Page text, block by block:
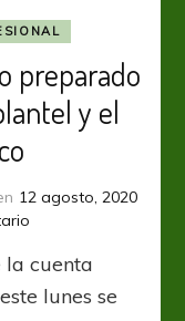
preparado
y el
12 agosto, 2020
en
Sarandí
ya
la cuenta
lunes se